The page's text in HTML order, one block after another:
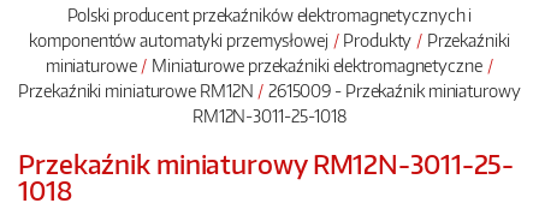
Polski producent przekaźników elektromagnetycznych i
komponentów automatyki przemysłowej
Produkty
Przekaźniki
miniaturowe
Miniaturowe przekaźniki elektromagnetyczne
Przekaźniki miniaturowe RM12N
2615009 - Przekaźnik miniaturowy
RM12N-3011-25-1018
Przekaźnik miniaturowy RM12N-3011-25-
1018